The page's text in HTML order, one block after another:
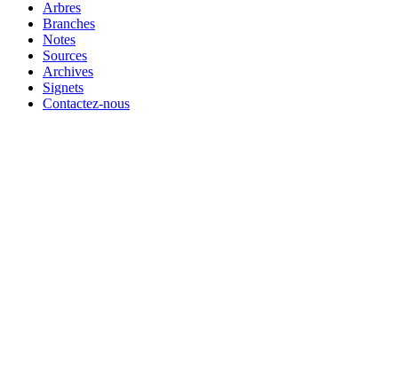
Arbres
Branches
Notes
Sources
Archives
Signets
Contactez-nous